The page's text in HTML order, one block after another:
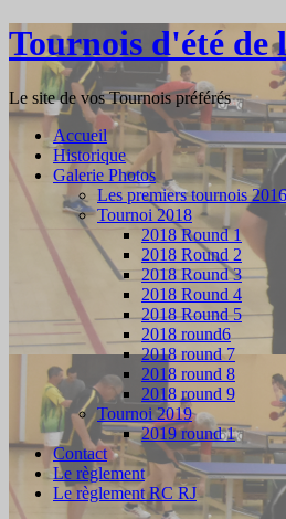
Tournois d'été
Le site de vos Tournois préférés
Accueil
Historique
Galerie Photos
Les premiers tournois
Tournoi 2018
2018 Round 1
2018 Round 2
2018 Round 3
2018 Round 4
2018 Round 5
2018 round6
2018 round 7
2018 round 8
2018 round 9
Tournoi 2019
2019 round 1
Contact
Le règlement
Le règlement RC RJ